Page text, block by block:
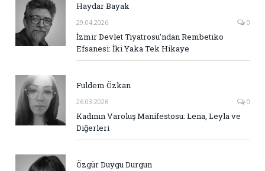
Haydar Bayak
29.04.2026 0
İzmir Devlet Tiyatrosu’ndan Rembetiko
Efsanesi: İki Yaka Tek Hikaye
Fuldem Özkan
26.03.2026 0
Kadının Varoluş Manifestosu: Lena, Leyla ve
Diğerleri
Özgür Duygu Durgun